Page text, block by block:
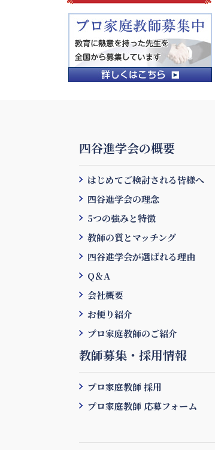
四谷進学会の概要
はじめてご検討される皆様へ
四谷進学会の理念
5つの強みと特徴
教師の質とマッチング
四谷進学会が選ばれる理由
Q＆A
会社概要
お便り紹介
プロ家庭教師のご紹介
教師募集・採用情報
プロ家庭教師 採用
プロ家庭教師 応募フォーム